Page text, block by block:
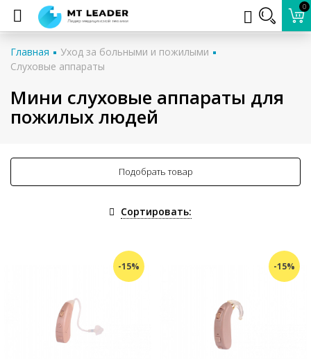
0
Главная
Уход за больными и пожилыми
Слуховые аппараты
Мини слуховые аппараты для
пожилых людей
Подобрать товар
Сортировать:
-15% -15%